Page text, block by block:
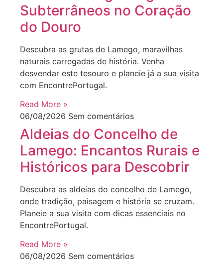
Subterrâneos no Coração
do Douro
Descubra as grutas de Lamego, maravilhas
naturais carregadas de história. Venha
desvendar este tesouro e planeie já a sua visita
com EncontrePortugal.
Read More »
06/08/2026 Sem comentários
Aldeias do Concelho de
Lamego: Encantos Rurais e
Históricos para Descobrir
Descubra as aldeias do concelho de Lamego,
onde tradição, paisagem e história se cruzam.
Planeie a sua visita com dicas essenciais no
EncontrePortugal.
Read More »
06/08/2026 Sem comentários